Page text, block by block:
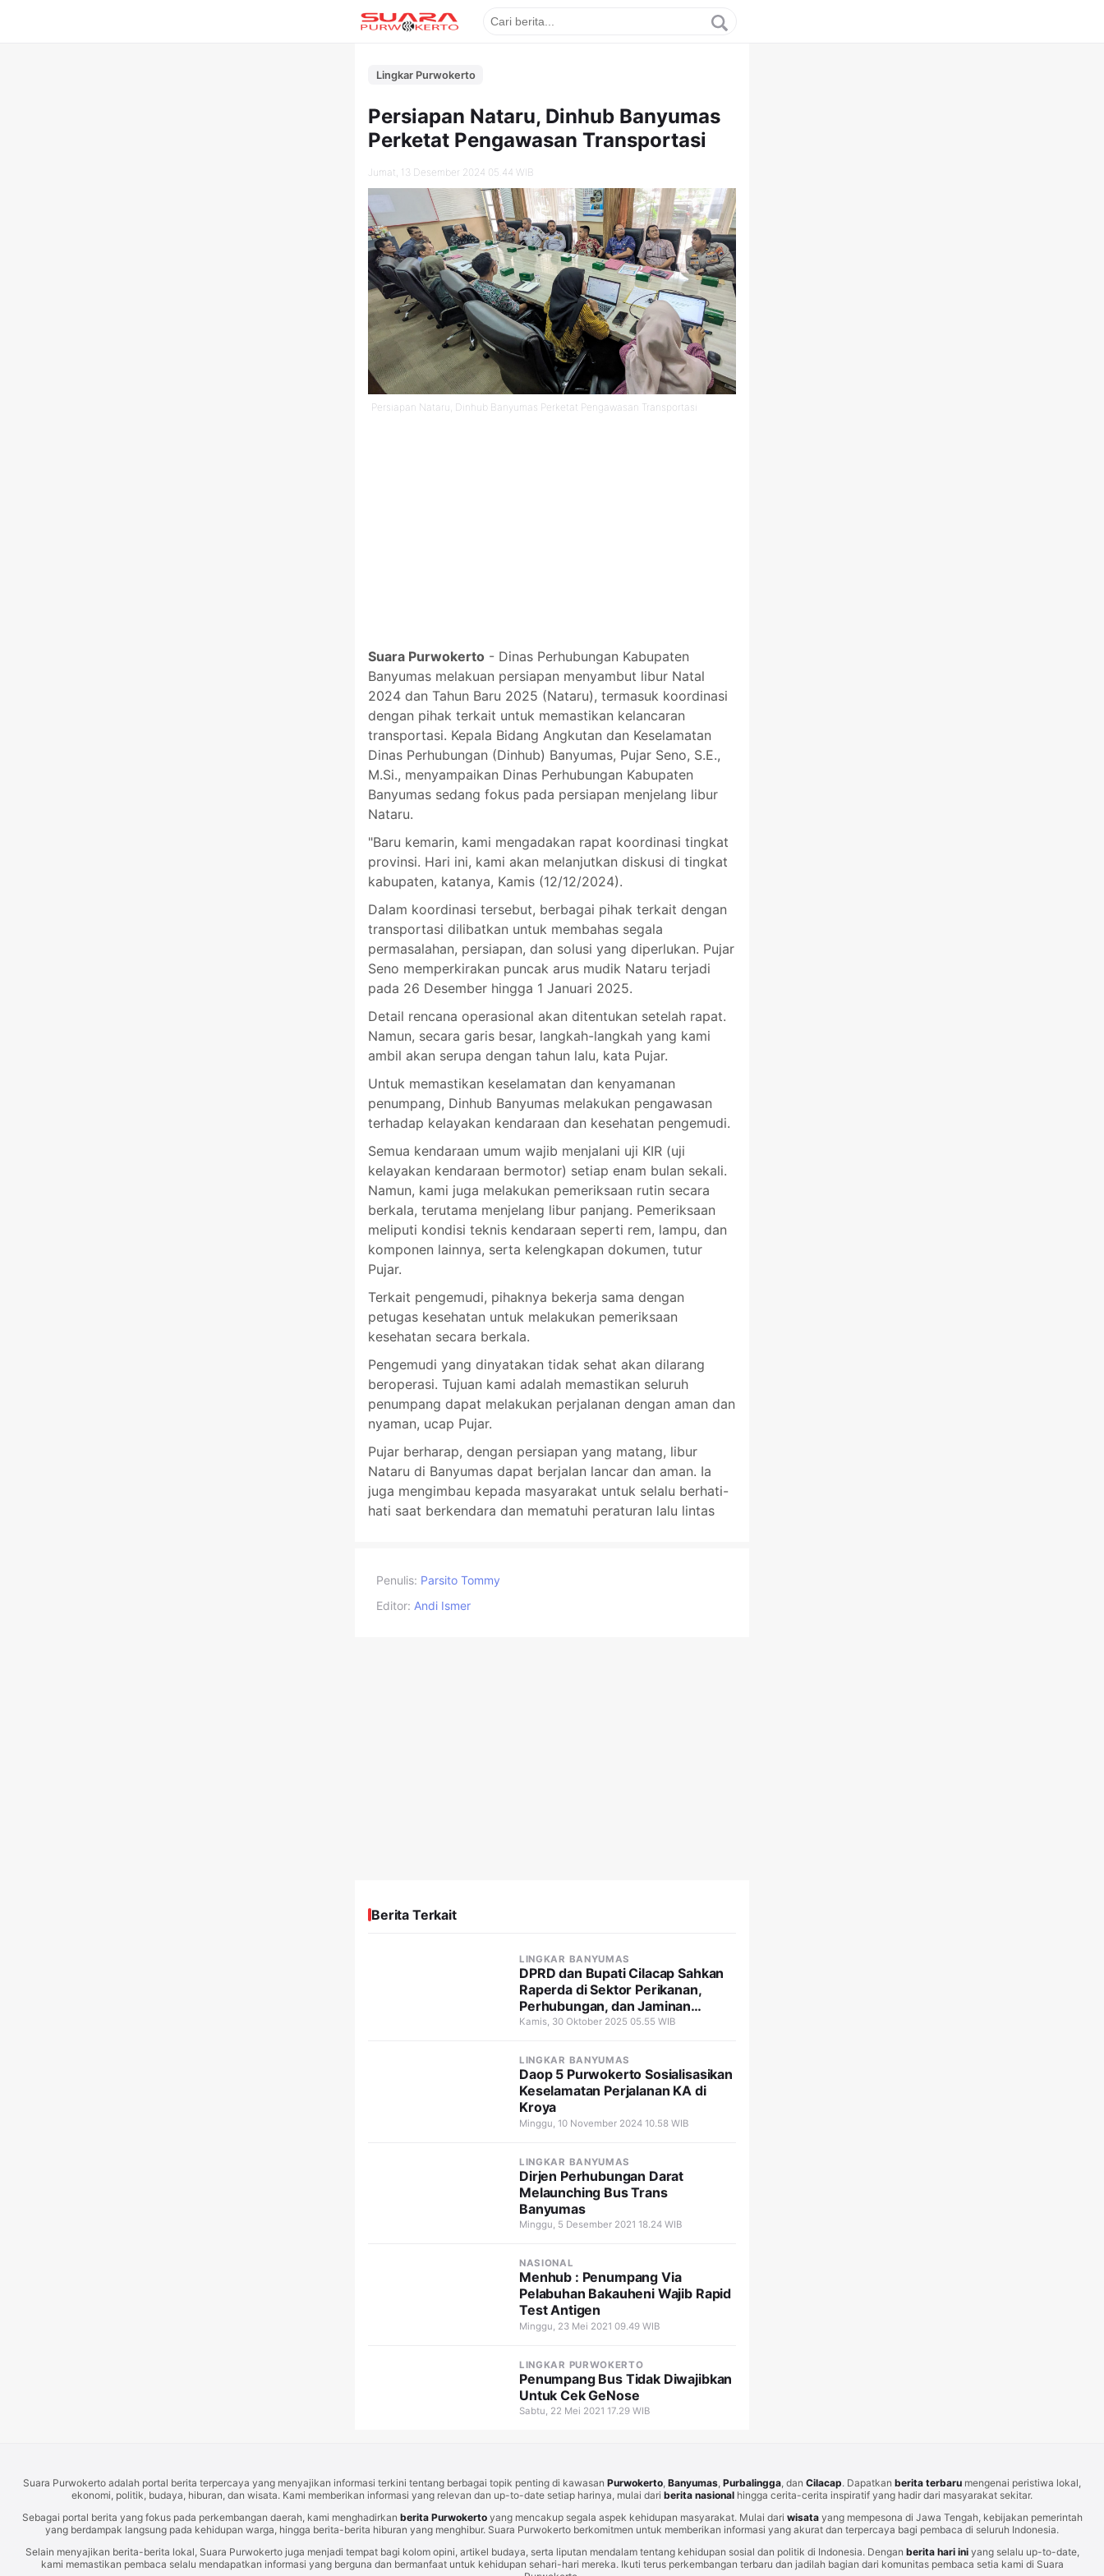
Lingkar Purwokerto
Persiapan Nataru, Dinhub Banyumas
Perketat Pengawasan Transportasi
Jumat, 13 Desember 2024 05.44 WIB
Persiapan Nataru, Dinhub Banyumas Perketat Pengawasan Transportasi
Suara Purwokerto - Dinas Perhubungan Kabupaten
Banyumas melakuan persiapan menyambut libur Natal
2024 dan Tahun Baru 2025 (Nataru), termasuk koordinasi
dengan pihak terkait untuk memastikan kelancaran
transportasi. Kepala Bidang Angkutan dan Keselamatan
Dinas Perhubungan (Dinhub) Banyumas, Pujar Seno, S.E.,
M.Si., menyampaikan Dinas Perhubungan Kabupaten
Banyumas sedang fokus pada persiapan menjelang libur
Nataru.
"Baru kemarin, kami mengadakan rapat koordinasi tingkat
provinsi. Hari ini, kami akan melanjutkan diskusi di tingkat
kabupaten, katanya, Kamis (12/12/2024).
Dalam koordinasi tersebut, berbagai pihak terkait dengan
transportasi dilibatkan untuk membahas segala
permasalahan, persiapan, dan solusi yang diperlukan. Pujar
Seno memperkirakan puncak arus mudik Nataru terjadi
pada 26 Desember hingga 1 Januari 2025.
Detail rencana operasional akan ditentukan setelah rapat.
Namun, secara garis besar, langkah-langkah yang kami
ambil akan serupa dengan tahun lalu, kata Pujar.
Untuk memastikan keselamatan dan kenyamanan
penumpang, Dinhub Banyumas melakukan pengawasan
terhadap kelayakan kendaraan dan kesehatan pengemudi.
Semua kendaraan umum wajib menjalani uji KIR (uji
kelayakan kendaraan bermotor) setiap enam bulan sekali.
Namun, kami juga melakukan pemeriksaan rutin secara
berkala, terutama menjelang libur panjang. Pemeriksaan
meliputi kondisi teknis kendaraan seperti rem, lampu, dan
komponen lainnya, serta kelengkapan dokumen, tutur
Pujar.
Terkait pengemudi, pihaknya bekerja sama dengan
petugas kesehatan untuk melakukan pemeriksaan
kesehatan secara berkala.
Pengemudi yang dinyatakan tidak sehat akan dilarang
beroperasi. Tujuan kami adalah memastikan seluruh
penumpang dapat melakukan perjalanan dengan aman dan
nyaman, ucap Pujar.
Pujar berharap, dengan persiapan yang matang, libur
Nataru di Banyumas dapat berjalan lancar dan aman. Ia
juga mengimbau kepada masyarakat untuk selalu berhati-
hati saat berkendara dan mematuhi peraturan lalu lintas
Penulis: Parsito Tommy
Editor: Andi Ismer
Berita Terkait
LINGKAR BANYUMAS
DPRD dan Bupati Cilacap Sahkan
Raperda di Sektor Perikanan,
Perhubungan, dan Jaminan
Kesehatan
Kamis, 30 Oktober 2025 05.55 WIB
LINGKAR BANYUMAS
Daop 5 Purwokerto Sosialisasikan
Keselamatan Perjalanan KA di
Kroya
Minggu, 10 November 2024 10.58 WIB
LINGKAR BANYUMAS
Dirjen Perhubungan Darat
Melaunching Bus Trans
Banyumas
Minggu, 5 Desember 2021 18.24 WIB
NASIONAL
Menhub : Penumpang Via
Pelabuhan Bakauheni Wajib Rapid
Test Antigen
Minggu, 23 Mei 2021 09.49 WIB
LINGKAR PURWOKERTO
Penumpang Bus Tidak Diwajibkan
Untuk Cek GeNose
Sabtu, 22 Mei 2021 17.29 WIB
Suara Purwokerto adalah portal berita terpercaya yang menyajikan informasi terkini tentang berbagai topik penting di kawasan Purwokerto Banyumas Purbalingga , dan Cilacap. Dapatkan berita terbaru mengenai peristiwa lokal,
ekonomi, politik, budaya, hiburan, dan wisata. Kami memberikan informasi yang relevan dan up-to-date setiap harinya, mulai dari berita nasional hingga cerita-cerita inspiratif yang hadir dari masyarakat sekitar.
Sebagai portal berita yang fokus pada perkembangan daerah, kami menghadirkan berita Purwokertoyang mencakup segala aspek kehidupan masyarakat. Mulai dari wisatayang mempesona di Jawa Tengah, kebijakan pemerintah
yang berdampak langsung pada kehidupan warga, hingga berita-berita hiburan yang menghibur. Suara Purwokerto berkomitmen untuk memberikan informasi yang akurat dan terpercaya bagi pembaca di seluruh Indonesia.
Selain menyajikan berita-berita lokal, Suara Purwokerto juga menjadi tempat bagi kolom opini, artikel budaya, serta liputan mendalam tentang kehidupan sosial dan politik di Indonesia. Dengan berita hari iniyang selalu up-to-date,
kami memastikan pembaca selalu mendapatkan informasi yang berguna dan bermanfaat untuk kehidupan sehari-hari mereka. Ikuti terus perkembangan terbaru dan jadilah bagian dari komunitas pembaca setia kami di Suara